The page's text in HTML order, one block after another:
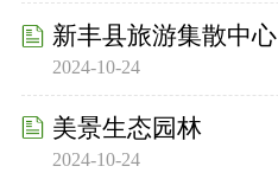
新丰县旅游集散中心
2024-10-24
美景生态园林
2024-10-24